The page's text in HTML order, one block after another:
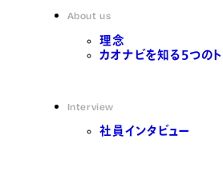
About us
理念
カオナビを知る5つのト
Interview
社員インタビュー